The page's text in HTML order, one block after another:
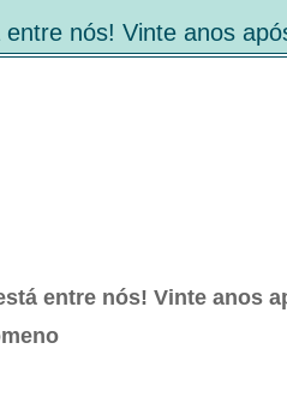
entre nós! Vinte anos
entre nós! Vinte anos